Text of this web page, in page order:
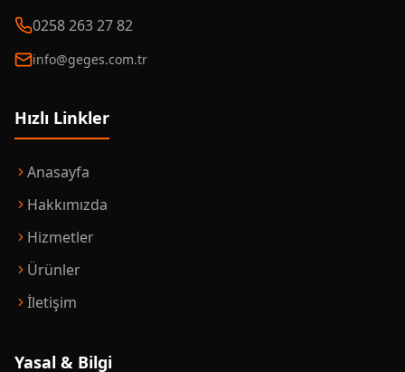
0258 263 27 82
info@geges.com.tr
Hızlı Linkler
Anasayfa
Hakkımızda
Hizmetler
Ürünler
İletişim
Yasal & Bilgi